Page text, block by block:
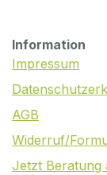
Information
Impressum
AGB
Widerruf/
Jetzt Beratung